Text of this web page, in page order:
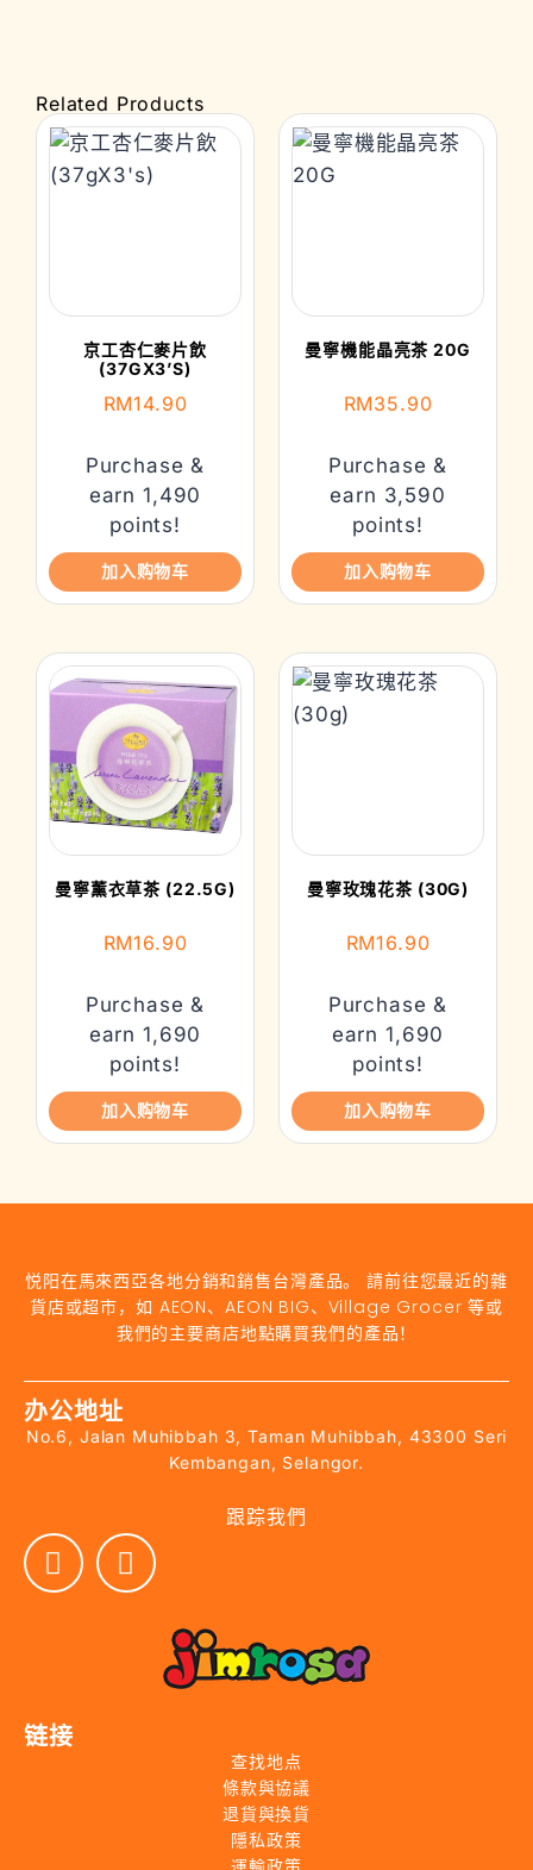
Related Products
京工杏仁麥片飲
(37GX3’S)
RM14.90
Purchase &
earn 1,490
points!
加入购物车
曼寧機能晶亮茶 20G
RM35.90
Purchase &
earn 3,590
points!
加入购物车
曼寧薰衣草茶 (22.5G)
RM16.90
Purchase &
earn 1,690
points!
加入购物车
曼寧玫瑰花茶 (30G)
RM16.90
Purchase &
earn 1,690
points!
加入购物车
悦阳在馬來西亞各地分銷和銷售台灣產品。 請前往您最近的雜
貨店或超市，如 AEON、AEON BIG、Village Grocer 等或
我們的主要商店地點購買我們的產品！
办公地址
No.6, Jalan Muhibbah 3, Taman Muhibbah, 43300 Seri
Kembangan, Selangor.
跟踪我們
链接
查找地点
條款與協議
退貨與換貨
隱私政策